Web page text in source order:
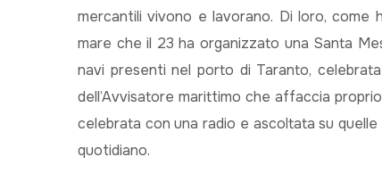
mercantili vivono e lavorano. Di loro, come
mare che il 23 ha organizzato una Santa
navi presenti nel porto di Taranto,
dell’Avvisatore marittimo che affaccia
celebrata con una radio e ascoltata su
quotidiano.